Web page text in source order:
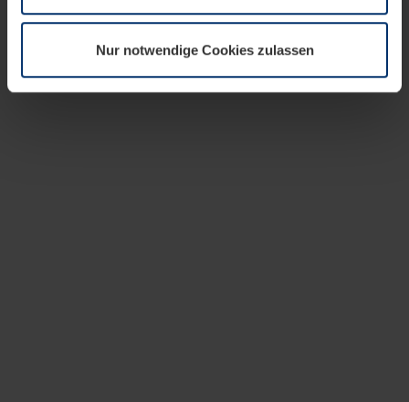
wir Ihre Erlaubnis. Ihre Einwilligung können Sie jederzeit
Datenschutzerklärungunserer Website ändern oder
widerrufen.
Nur notwendige Cookies zulassen